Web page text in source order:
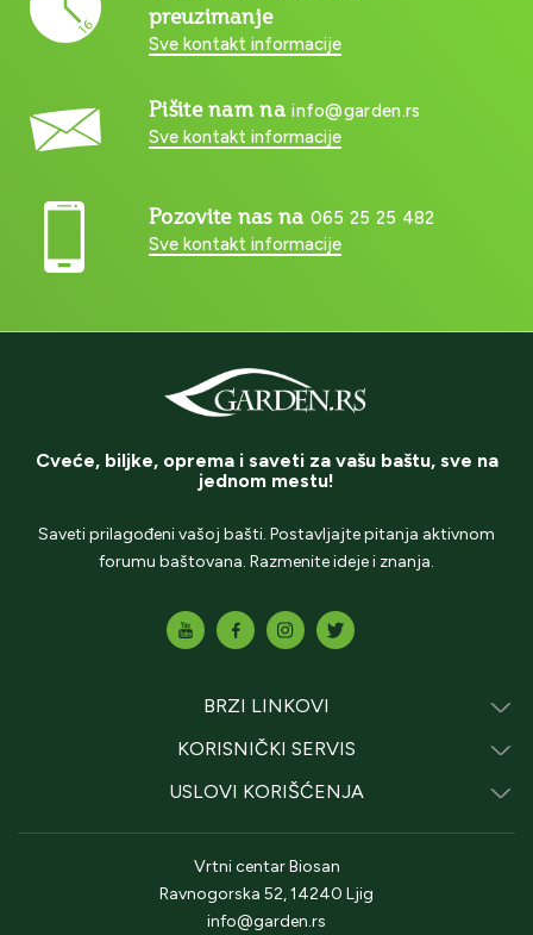
preuzimanje
Sve kontakt informacije
Pišite nam nainfo@garden.rs
Sve kontakt informacije
Pozovite nas na 065 25 25 482
Sve kontakt informacije
Cveće, biljke, oprema i saveti za vašu baštu, sve na
jednom mestu!
Saveti prilagođeni vašoj bašti. Postavljajte pitanja aktivnom
forumu baštovana. Razmenite ideje i znanja.
BRZI LINKOVI
KORISNIČKI SERVIS
USLOVI KORIŠĆENJA
Vrtni centar Biosan
Ravnogorska 52, 14240 Ljig
info@garden.rs